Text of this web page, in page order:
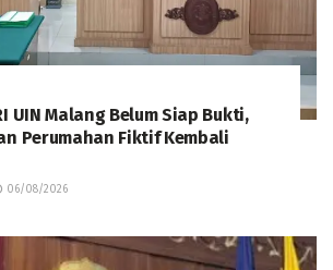
UIN Malang Belum Siap Bukti,
Perumahan Fiktif Kembali
06/08/2026